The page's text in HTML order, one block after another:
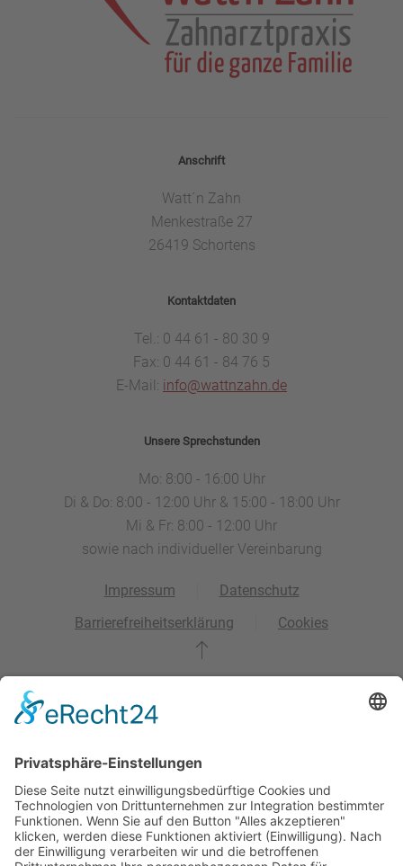
Anschrift
Watt´n Zahn
Menkestraße 27
26419 Schortens
Kontaktdaten
Tel.: 0 44 61 - 80 30 9
Fax: 0 44 61 - 84 76 5
E-Mail: info@wattnzahn.de
Unsere Sprechstunden
Mo: 8:00 - 16:00 Uhr
Di & Do: 8:00 - 12:00 Uhr & 15:00 - 18:00 Uhr
Mi & Fr: 8:00 - 12:00 Uhr
sowie nach individueller Vereinbarung
Impressum
Datenschutz
Barrierefreiheitserklärung
Cookies
OpenStreetMap-Service zu laden!
Wir verwenden OpenStreetMap, um Inhalte
einzubetten. Dieser Service kann Daten zu Ihren
Aktivitäten sammeln. Bitte lesen Sie die Details durch
und stimmen Sie der Nutzung des Service zu, um